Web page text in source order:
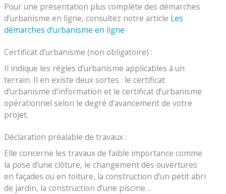
Pour une présentation plus complète des démarches
d’urbanisme en ligne, consultez notre article Les
démarches d’urbanisme en ligne
Certificat d’urbanisme (non obligatoire) :
Il indique les règles d’urbanisme applicables à un
terrain. Il en existe deux sortes : le certificat
d’urbanisme d’information et le certificat d’urbanisme
opérationnel selon le degré d’avancement de votre
projet.
Déclaration préalable de travaux :
Elle concerne les travaux de faible importance comme
la pose d’une clôture, le changement des ouvertures
en façades ou en toiture, la construction d’un petit abri
de jardin, la construction d’une piscine…